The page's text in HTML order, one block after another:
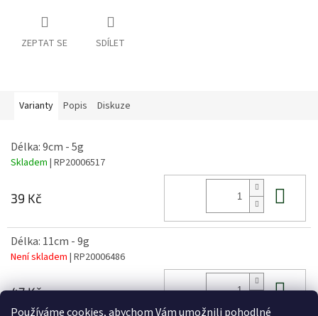
Používáme cookies, abychom Vám umožnili pohodlné
ZEPTAT SE SDÍLET
Varianty Popis Diskuze
Délka: 9cm - 5g
Skladem | RP20006517
39 Kč
Délka: 11cm - 9g
Není skladem | RP20006486
47 Kč Do